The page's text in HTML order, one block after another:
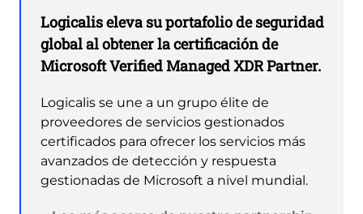
Logicalis eleva su portafolio de seguridad
global al obtener la certificación de
Microsoft Verified Managed XDR Partner.
Logicalis se une a un grupo élite de
proveedores de servicios gestionados
certificados para ofrecer los servicios más
avanzados de detección y respuesta
gestionadas de Microsoft a nivel mundial.